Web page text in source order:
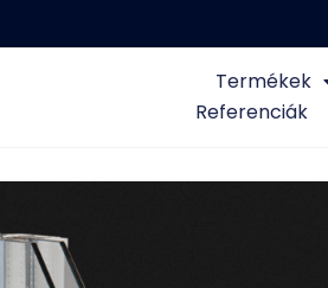
Termékek
Referenciák